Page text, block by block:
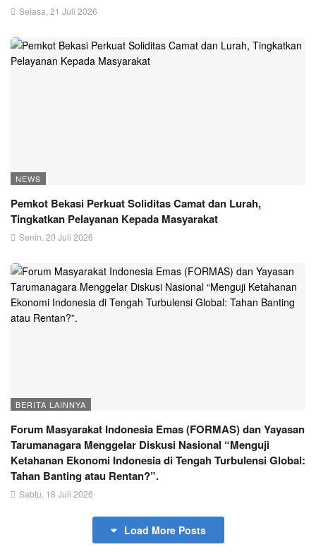
Selasa, 21 Juli 2026
NEWS
Pemkot Bekasi Perkuat Soliditas Camat dan Lurah,
Tingkatkan Pelayanan Kepada Masyarakat
Senin, 20 Juli 2026
BERITA LAINNYA
Forum Masyarakat Indonesia Emas (FORMAS) dan Yayasan
Tarumanagara Menggelar Diskusi Nasional “Menguji
Ketahanan Ekonomi Indonesia di Tengah Turbulensi Global:
Tahan Banting atau Rentan?”.
Sabtu, 18 Juli 2026
Load More Posts